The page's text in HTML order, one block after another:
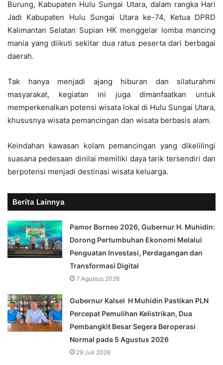
Burung, Kabupaten Hulu Sungai Utara, dalam rangka Hari
Jadi Kabupaten Hulu Sungai Utara ke-74, Ketua DPRD
Kalimantan Selatan Supian HK menggelar lomba mancing
mania yang diikuti sekitar dua ratus peserta dari berbagai
daerah.
Tak hanya menjadi ajang hiburan dan silaturahmi
masyarakat, kegiatan ini juga dimanfaatkan untuk
memperkenalkan potensi wisata lokal di Hulu Sungai Utara,
khususnya wisata pemancingan dan wisata berbasis alam.
Keindahan kawasan kolam pemancingan yang dikelilingi
suasana pedesaan dinilai memiliki daya tarik tersendiri dan
berpotensi menjadi destinasi wisata keluarga.
Berita Lainnya
Pamor Borneo 2026, Gubernur H. Muhidin:
Dorong Pertumbuhan Ekonomi Melalui
Penguatan Investasi, Perdagangan dan
Transformasi Digital
7 Agustus 2026
Gubernur Kalsel H Muhidin Pastikan PLN
Percepat Pemulihan Kelistrikan, Dua
Pembangkit Besar Segera Beroperasi
Normal pada 5 Agustus 2026
29 Juli 2026